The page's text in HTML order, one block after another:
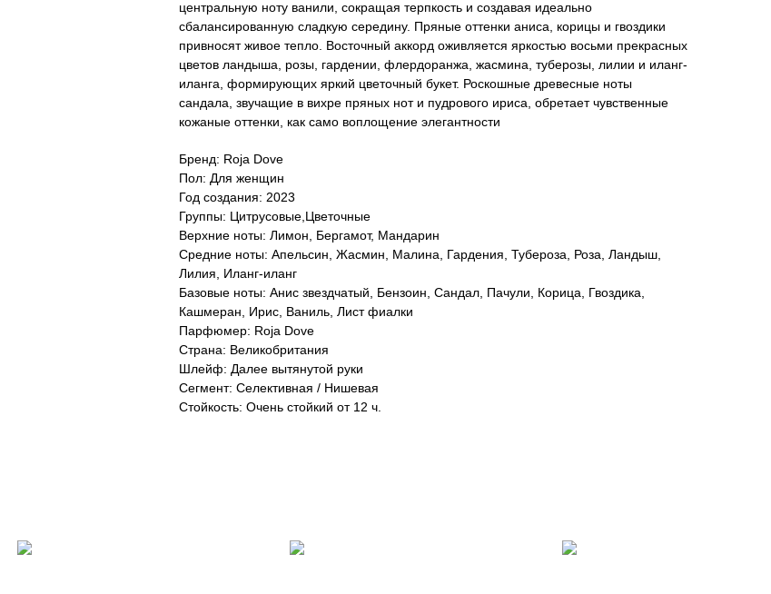
центральную ноту ванили, сокращая терпкость и создавая идеально
сбалансированную сладкую середину. Пряные оттенки аниса, корицы и гвоздики
привносят живое тепло. Восточный аккорд оживляется яркостью восьми прекрасных
цветов ландыша, розы, гардении, флердоранжа, жасмина, туберозы, лилии и иланг-
иланга, формирующих яркий цветочный букет. Роскошные древесные ноты
сандала, звучащие в вихре пряных нот и пудрового ириса, обретает чувственные
кожаные оттенки, как само воплощение элегантности
Бренд: Roja Dove
Пол: Для женщин
Год создания: 2023
Группы: Цитрусовые,Цветочные
Верхние ноты: Лимон, Бергамот, Мандарин
Средние ноты: Апельсин, Жасмин, Малина, Гардения, Тубероза, Роза, Ландыш,
Лилия, Иланг-иланг
Базовые ноты: Анис звездчатый, Бензоин, Сандал, Пачули, Корица, Гвоздика,
Кашмеран, Ирис, Ваниль, Лист фиалки
Парфюмер: Roja Dove
Страна: Великобритания
Шлейф: Далее вытянутой руки
Сегмент: Селективная / Нишевая
Стойкость: Очень стойкий от 12 ч.